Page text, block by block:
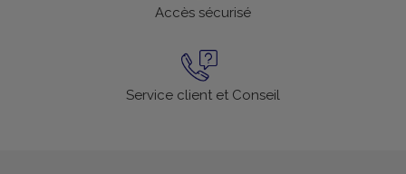
Accès sécurisé
Service client et Conseil